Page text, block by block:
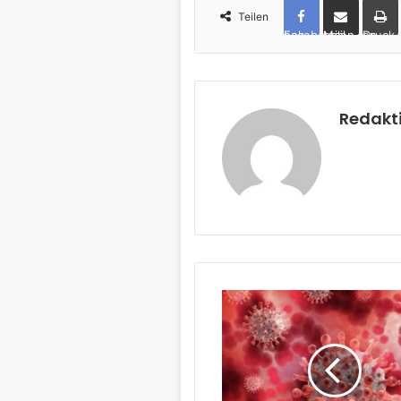
Teilen
Facebook per Mail teilen Drucken